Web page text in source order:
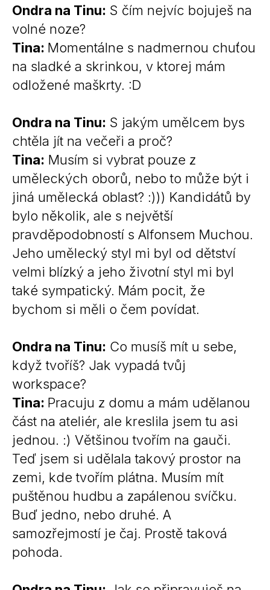
Ondra na Tinu: S čím nejvíc bojuješ na
volné noze?
Tina: Momentálne s nadmernou chuťou
na sladké a skrinkou, v ktorej mám
odložené maškrty. :D
Ondra na Tinu: S jakým umělcem bys
chtěla jít na večeři a proč?
Tina: Musím si vybrat pouze z
uměleckých oborů, nebo to může být i
jiná umělecká oblast? :))) Kandidátů by
bylo několik, ale s největší
pravděpodobností s Alfonsem Muchou.
Jeho umělecký styl mi byl od dětství
velmi blízký a jeho životní styl mi byl
také sympatický. Mám pocit, že
bychom si měli o čem povídat.
Ondra na Tinu: Co musíš mít u sebe,
když tvoříš? Jak vypadá tvůj
workspace?
Tina: Pracuju z domu a mám udělanou
část na ateliér, ale kreslila jsem tu asi
jednou. :) Většinou tvořím na gauči.
Teď jsem si udělala takový prostor na
zemi, kde tvořím plátna. Musím mít
puštěnou hudbu a zapálenou svíčku.
Buď jedno, nebo druhé. A
samozřejmostí je čaj. Prostě taková
pohoda.